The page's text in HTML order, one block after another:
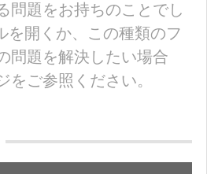
問題をお持ちのことでし
を開くか、この種類のフ
問題を解決したい場合
をご参照ください。